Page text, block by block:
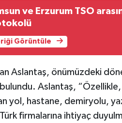
ve Erzurum TSO
Görüntüle
Aslantaş, önümüzdeki
Aslantaş,
yol, hastane, demiryolu,
firmalarına ihtiyaç